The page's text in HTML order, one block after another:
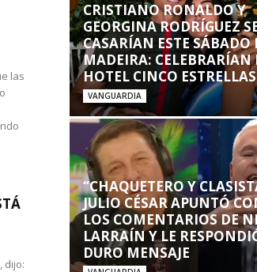
las
dijo:
CRISTIANO RONALDO Y
GEORGINA RODRÍGUEZ
CASARÍAN ESTE SÁBADO
MADEIRA: CELEBRARÍAN
HOTEL CINCO ESTRELLAS
VANGUARDIA
“CHAQUETERO Y
JULIO CÉSAR APUNTÓ
LOS COMENTARIOS DE
LARRAÍN Y LE
DURO MENSAJE